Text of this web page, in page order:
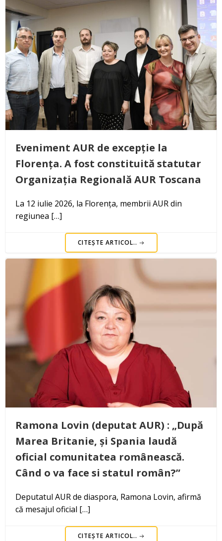
Eveniment AUR de excepție la
Florența. A fost constituită statutar
Organizația Regională AUR Toscana
La 12 iulie 2026, la Florența, membrii AUR din
regiunea […]
CITEȘTE ARTICOL..
Ramona Lovin (deputat AUR) : „După
Marea Britanie, și Spania laudă
oficial comunitatea românească.
Când o va face si statul român?”
Deputatul AUR de diaspora, Ramona Lovin, afirmă
că mesajul oficial […]
CITEȘTE ARTICOL..